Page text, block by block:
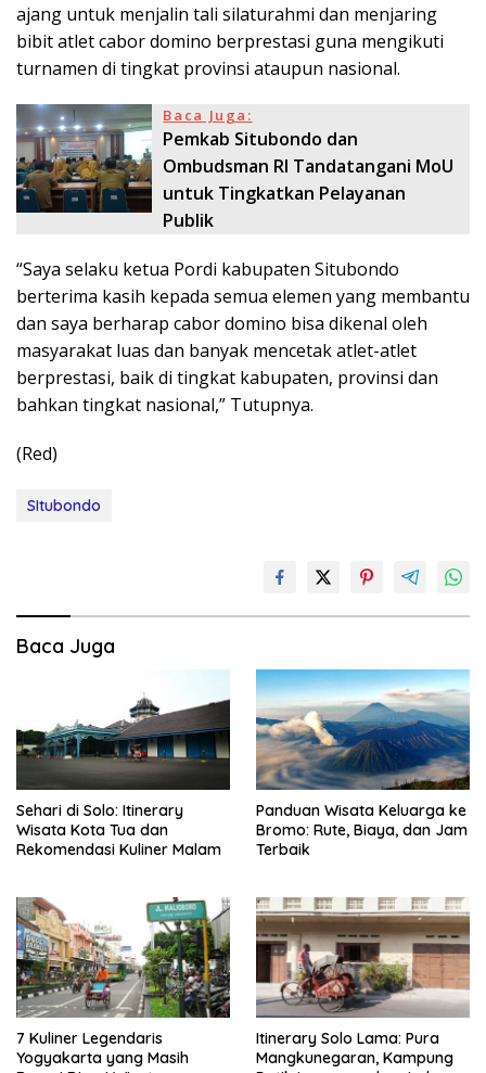
ajang untuk menjalin tali silaturahmi dan menjaring
bibit atlet cabor domino berprestasi guna mengikuti
turnamen di tingkat provinsi ataupun nasional.
Baca Juga:
Pemkab Situbondo dan
Ombudsman RI Tandatangani MoU
untuk Tingkatkan Pelayanan
Publik
“Saya selaku ketua Pordi kabupaten Situbondo
berterima kasih kepada semua elemen yang membantu
dan saya berharap cabor domino bisa dikenal oleh
masyarakat luas dan banyak mencetak atlet-atlet
berprestasi, baik di tingkat kabupaten, provinsi dan
bahkan tingkat nasional,” Tutupnya.
(Red)
SItubondo
Baca Juga
Sehari di Solo: Itinerary
Wisata Kota Tua dan
Rekomendasi Kuliner Malam
Panduan Wisata Keluarga ke
Bromo: Rute, Biaya, dan Jam
Terbaik
7 Kuliner Legendaris
Yogyakarta yang Masih
Itinerary Solo Lama: Pura
Mangkunegaran, Kampung